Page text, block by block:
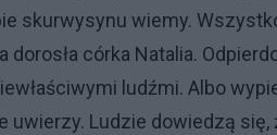
skurwysynu wiemy.
córka Natalia.
ludźmi. Albo
Ludzie dowiedzą się,